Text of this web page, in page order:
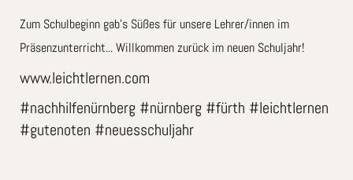
Zum Schulbeginn gab’s Süßes für unsere Lehrer/innen im
Präsenzunterricht... Willkommen zurück im neuen Schuljahr!
www.leichtlernen.com
#nachhilfenürnberg #nürnberg #fürth #leichtlernen
#gutenoten #neuesschuljahr